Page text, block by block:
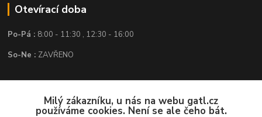
Otevírací doba
Po-Pá : 8:00 - 11:30 , 12:30 - 16:00
So-Ne : ZAVŘENO
KontaktMilý zákazníku, u nás na webu gatl.cz
používáme cookies. Není se ale čeho bát.